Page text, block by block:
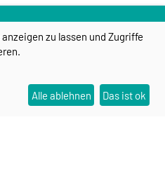
zu lassen und Zugriffe
Alle ablehnen Das ist ok